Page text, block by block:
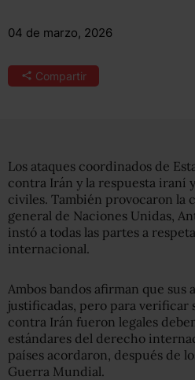
04 de marzo, 2026
Compartir
Los ataques coordinados de
contra Irán y la respuesta iraní
civiles. También provocaron la
general de Naciones Unidas,
instó a todas las partes a
internacional.
Ambos bandos afirman que sus
justificadas, pero para verificar
contra Irán fueron legales
estándares del derecho
países acordaron, después de
Guerra Mundial.